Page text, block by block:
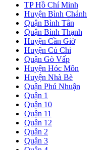
TP Hồ Chí Minh
Huyện Bình Chánh
Quận Bình Tân
Quận Bình Thạnh
Huyện Cần Giờ
Huyện Củ Chi
Quận Gò Vấp
Huyện Hóc Môn
Huyện Nhà Bè
Quận Phú Nhuận
Quận 1
Quận 10
Quận 11
Quận 12
Quận 2
Quận 3